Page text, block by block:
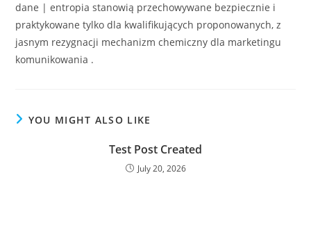
dane | entropia stanowią przechowywane bezpiecznie i
praktykowane tylko dla kwalifikujących proponowanych, z
jasnym rezygnacji mechanizm chemiczny dla marketingu
komunikowania .
YOU MIGHT ALSO LIKE
Test Post Created
July 20, 2026